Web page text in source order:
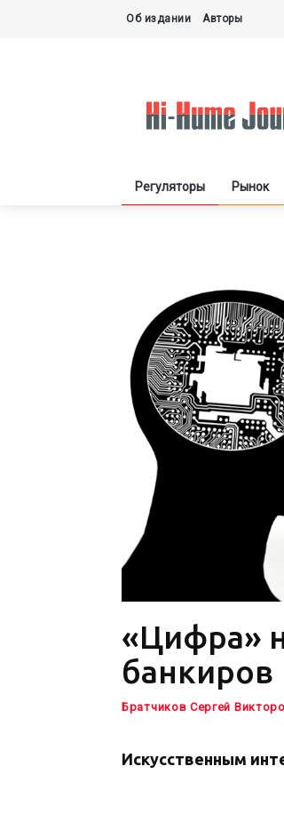
Об издании Авторы
Регуляторы Рынок
«Цифра»
банкиров
Братчиков Сергей
Искусственным